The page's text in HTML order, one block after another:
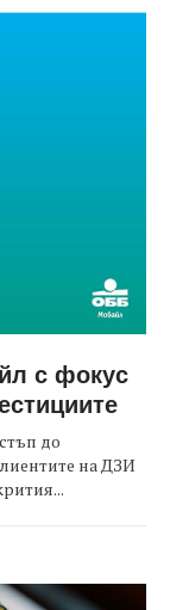
с фокус
до
на ДЗИ